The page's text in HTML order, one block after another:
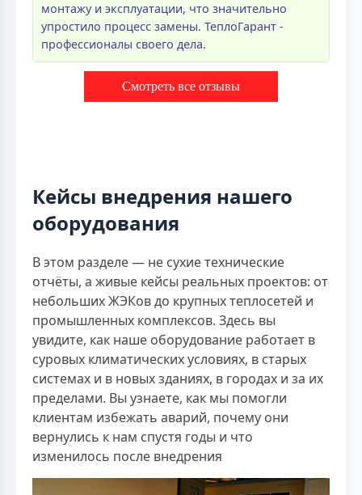
монтажу и эксплуатации, что значительно
упростило процесс замены. ТеплоГарант -
профессионалы своего дела.
Смотреть все отзывы
Кейсы внедрения нашего
оборудования
В этом разделе — не сухие технические
отчёты, а живые кейсы реальных проектов: от
небольших ЖЭКов до крупных теплосетей и
промышленных комплексов. Здесь вы
увидите, как наше оборудование работает в
суровых климатических условиях, в старых
системах и в новых зданиях, в городах и за их
пределами. Вы узнаете, как мы помогли
клиентам избежать аварий, почему они
вернулись к нам спустя годы и что
изменилось после внедрения